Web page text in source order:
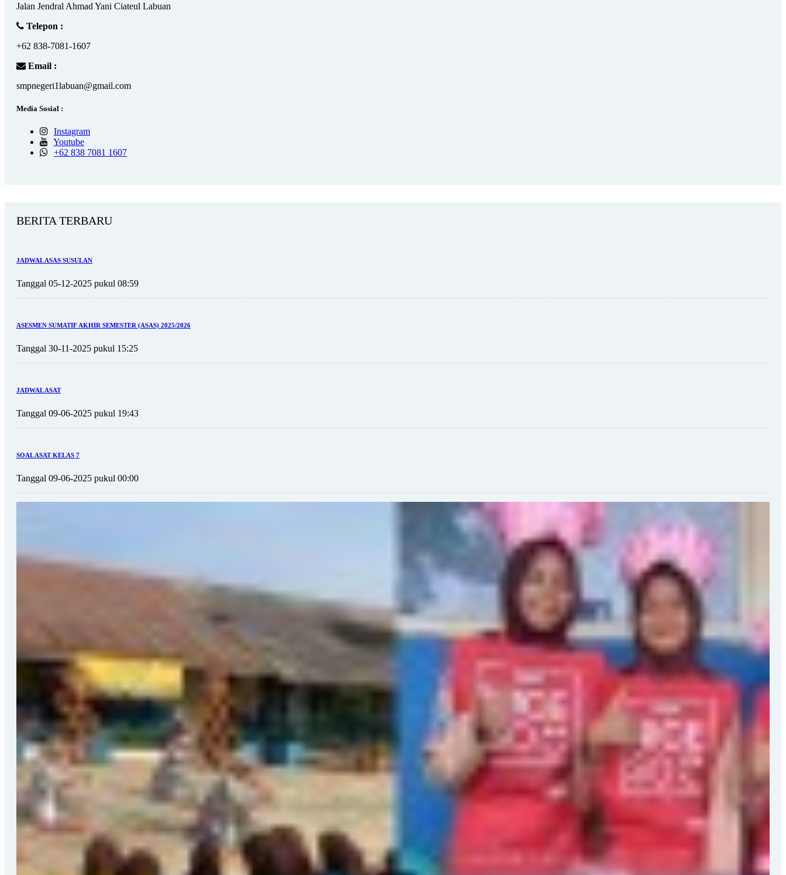
Jalan Jendral Ahmad Yani Ciateul Labuan
Telepon :
+62 838-7081-1607
Email :
smpnegeri1labuan@gmail.com
Media Sosial :
Instagram
Youtube
+62 838 7081 1607
BERITA TERBARU
JADWAL ASAS SUSULAN
Tanggal 05-12-2025 pukul 08:59
ASESMEN SUMATIF AKHIR SEMESTER (ASAS) 2025/2026
Tanggal 30-11-2025 pukul 15:25
JADWAL ASAT
Tanggal 09-06-2025 pukul 19:43
SOAL ASAT KELAS 7
Tanggal 09-06-2025 pukul 00:00